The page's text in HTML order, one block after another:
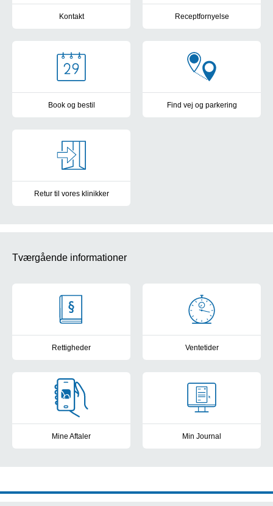
Kontakt Receptfornyelse
Book og bestil Find vej og parkering
Retur til vores klinikker
Tværgående informationer
Rettigheder Ventetider
Mine Aftaler Min Journal